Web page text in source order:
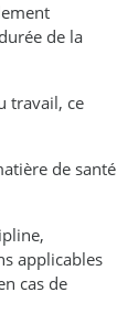
de la
travail, ce
de santé
applicables
cas de